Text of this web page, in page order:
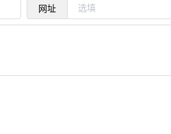
网址